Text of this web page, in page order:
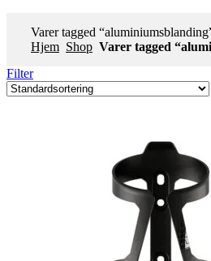
Varer tagged
Hjem Shop Varer tagged
Filter